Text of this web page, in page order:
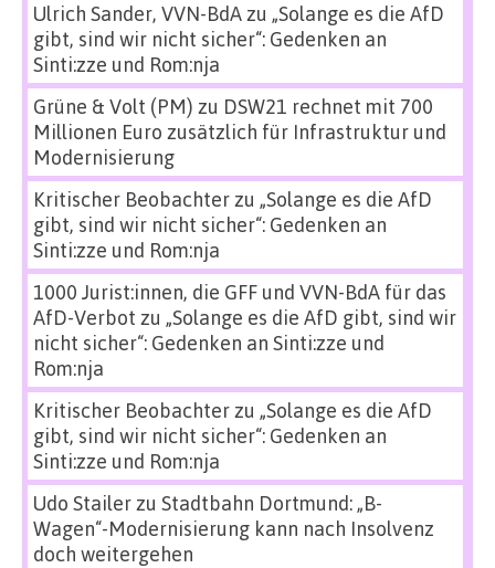
Ulrich Sander, VVN-BdAzu „Solange es die AfD
gibt, sind wir nicht sicher“: Gedenken an
Sinti:zze und Rom:nja
Grüne & Volt (PM) zu DSW21 rechnet mit 700
Millionen Euro zusätzlich für Infrastruktur und
Modernisierung
Kritischer Beobachterzu „Solange es die AfD
gibt, sind wir nicht sicher“: Gedenken an
Sinti:zze und Rom:nja
1000 Jurist:innen, die GFF und VVN-BdA für das
AfD-Verbot zu „Solange es die AfD gibt, sind wir
nicht sicher“: Gedenken an Sinti:zze und
Rom:nja
Kritischer Beobachterzu „Solange es die AfD
gibt, sind wir nicht sicher“: Gedenken an
Sinti:zze und Rom:nja
Udo Stailerzu Stadtbahn Dortmund: „B-
Wagen“-Modernisierung kann nach Insolvenz
doch weitergehen